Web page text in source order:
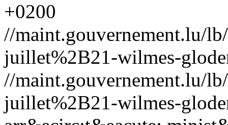
+0200
//maint.gouvernement.lu/
juillet%2B21-wilmes-
//maint.gouvernement.lu/
juillet%2B21-wilmes-